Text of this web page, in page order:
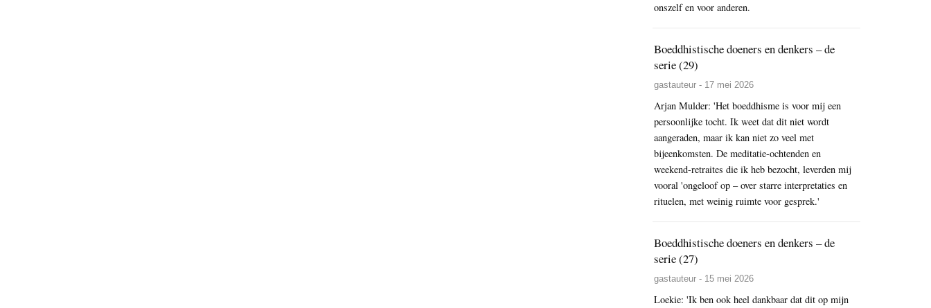
onszelf en voor anderen.
Boeddhistische doeners en denkers – de
serie (29)
gastauteur - 17 mei 2026
Arjan Mulder: 'Het boeddhisme is voor mij een
persoonlijke tocht. Ik weet dat dit niet wordt
aangeraden, maar ik kan niet zo veel met
bijeenkomsten. De meditatie-ochtenden en
weekend-retraites die ik heb bezocht, leverden mij
vooral 'ongeloof op – over starre interpretaties en
rituelen, met weinig ruimte voor gesprek.'
Boeddhistische doeners en denkers – de
serie (27)
gastauteur - 15 mei 2026
Loekie: 'Ik ben ook heel dankbaar dat dit op mijn